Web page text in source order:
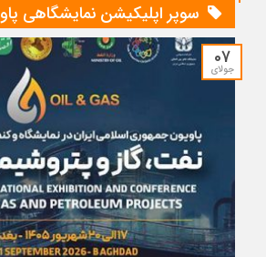
سوپر اپلیکیشن نمایشگاهی
07
جولای